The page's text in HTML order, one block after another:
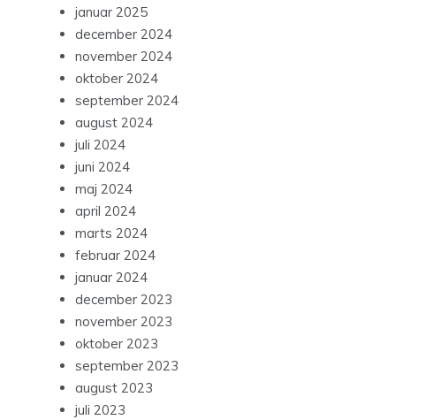
januar 2025
december 2024
november 2024
oktober 2024
september 2024
august 2024
juli 2024
juni 2024
maj 2024
april 2024
marts 2024
februar 2024
januar 2024
december 2023
november 2023
oktober 2023
september 2023
august 2023
juli 2023